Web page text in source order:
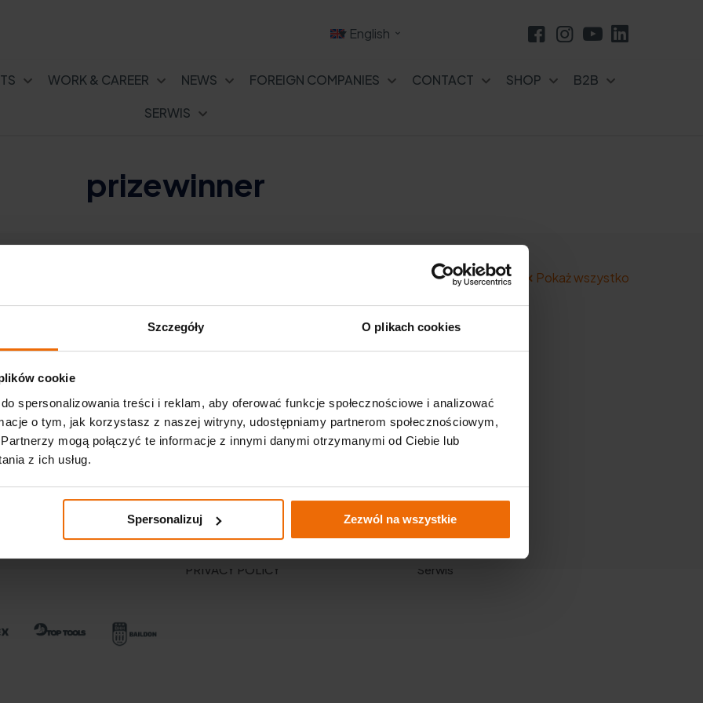
Szczegóły O plikach cookies
cookie
spersonalizowania treści i reklam, aby oferować funkcje społecznościowe i analizować
o tym, jak korzystasz z naszej witryny, udostępniamy partnerom społecznościowym,
mogą połączyć te informacje z innymi danymi otrzymanymi od Ciebie lub
z ich usług.
Spersonalizuj Zezwól na wszystkie
English
WORK & CAREER NEWS FOREIGN COMPANIES CONTACT SHOP
B2B
SERWIS
prizewinner
Pokaż wszystko
CATALOGS
PRIVACY POLICY
B2B zone
Serwis